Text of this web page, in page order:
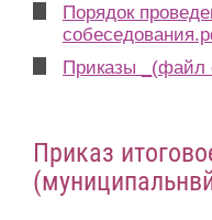
Порядок
Приказы _(файл
Приказ